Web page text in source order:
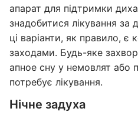
апарат для підтримки
знадобитися лікування за
ці варіанти, як правило,
заходами. Будь-яке
апное сну у немовлят або
потребує лікування.
Нічне задуха